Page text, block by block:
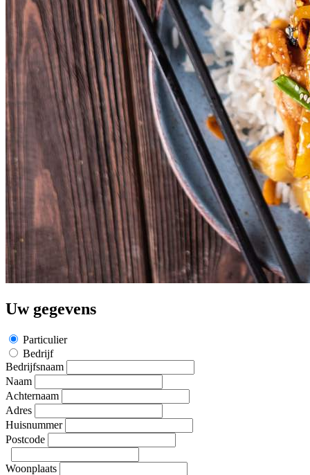
Uw gegevens
Particulier
Bedrijf
Bedrijfsnaam
Naam
Achternaam
Adres
Huisnummer
Postcode
Woonplaats